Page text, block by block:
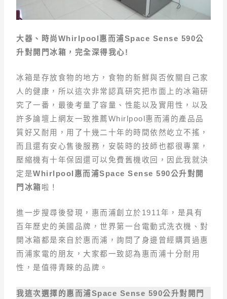
大器、時尚Whirlpool惠而浦Space Sense 590公
升對開門冰箱，完全深得我心!
冰箱是存放食物的地方，食物的新鮮與否攸關自己家
人的健康，所以這次非常認真研究把市面上的冰箱研
究了一番，最後考量了容量、性能以及實用性，以及
許多論壇上網友一致推薦Whirlpool惠而浦的產品品
質好又耐用，用了十幾二十年的時間依然屹立不搖，
而且還有安心售後服務，安裝時的技師也都很專業，
壓縮機有十年保固還可以免費舊機收回，因此我就決
定是Whirlpool惠而浦Space Sense 590公升對開
門冰箱 啦！
進一步搜尋後發現，惠而浦創立於1911年，是具有
百年歷史的美國品牌，世界第一台電動式洗衣機、對
開冰箱都是來自於惠而浦，詢問了身邊曾經購買過惠
而浦家電的朋友，大家都一致認為惠而浦十分耐用
性，是值得青睞的品牌。
我這次選擇的惠而浦Space Sense 590公升對開門